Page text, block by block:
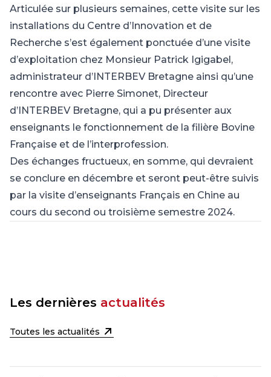
Articulée sur plusieurs semaines, cette visite sur les
installations du Centre d’Innovation et de
Recherche s’est également ponctuée d’une visite
d’exploitation chez Monsieur Patrick Igigabel,
administrateur d’INTERBEV Bretagne ainsi qu’une
rencontre avec Pierre Simonet, Directeur
d’INTERBEV Bretagne, qui a pu présenter aux
enseignants le fonctionnement de la filière Bovine
Française et de l’interprofession.
Des échanges fructueux, en somme, qui devraient
se conclure en décembre et seront peut-être suivis
par la visite d’enseignants Français en Chine au
cours du second ou troisième semestre 2024.
Les dernières actualités
Toutes les actualités